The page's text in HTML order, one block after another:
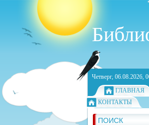
Четверг, 06.08.2026,
ГЛАВНАЯ
КОНТАКТЫ
ПОИСК